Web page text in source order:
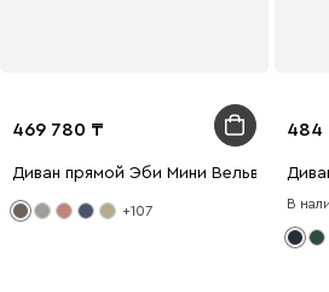
469 780
Диван прямой Эби Мини Вельвет
+107
484
В